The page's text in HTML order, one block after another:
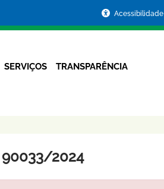
Acessibilidade
SERVIÇOS TRANSPARÊNCIA
90033/2024